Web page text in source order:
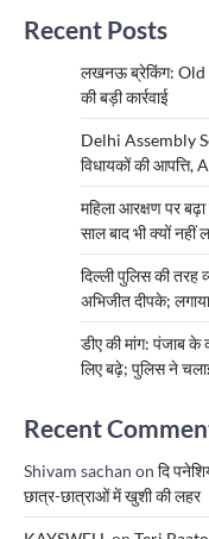
Recent Posts
लखनऊ ब्रेकिंग: Old
की बड़ी कार्रवाई
Delhi Assembly
विधायकों की
महिला आरक्षण पर
साल बाद भी क्यों
दिल्ली पुलिस की तरह
अभिजीत दीपके;
डीए की मांग: पंजाब के
लिए बढ़े; पुलिस ने
Recent
Shivam sachan on दि
छात्र-छात्राओं में खुशी की लहर